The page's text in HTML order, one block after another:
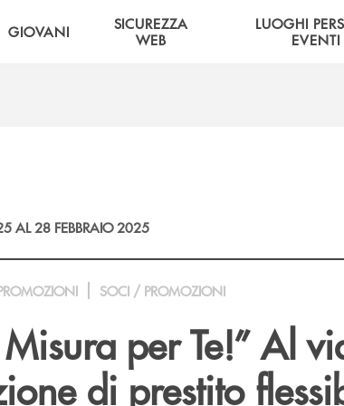
GIOVANI
SICUREZZA
WEB
LUOGHI
EVENTI
AL 28 FEBBRAIO 2025
SOCI / PROMOZIONI
per Te!” Al
di prestito